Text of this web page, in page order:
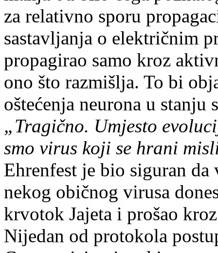
za relativno sporu
sastavljanja o električnim
propagirao samo kroz
ono što razmišlja. To bi
oštećenja neurona u stanju
„Tragično. Umjesto
smo virus koji se hrani
Ehrenfest je bio siguran
nekog običnog virusa
krvotok Jajeta i prošao
Nijedan od protokola